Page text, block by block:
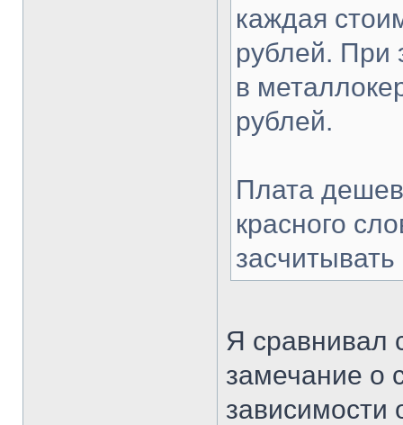
каждая
рублей. При
в
рублей.
Плата
красного
Я сравнивал
замечание о
зависимости